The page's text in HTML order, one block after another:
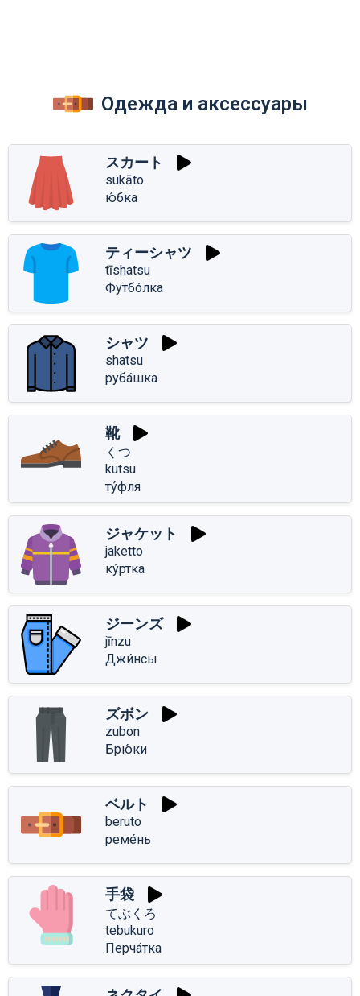
Одежда и аксессуары
スカート
sukāto
ю́бка
ティーシャツ
tīshatsu
Футбо́лка
シャツ
shatsu
руба́шка
靴
くつ
kutsu
ту́фля
ジャケット
jaketto
ку́ртка
ジーンズ
jīnzu
Джи́нсы
ズボン
zubon
Брю́ки
ベルト
beruto
реме́нь
手袋
てぶくろ
tebukuro
Перча́тка